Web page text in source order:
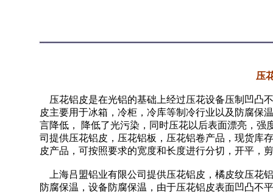
压
压花铝皮是在光铝的基础上经过压花设备压制凹凸
皮主要用于冰箱，冷柜，冷库等制冷行业以及防腐保
言降低， 降低了光污染，同时压花以后表面漂亮，
司提供压花铝皮，压花铝板，压花铝卷产品，现货库
皮产品，可按照要求的宽度和长度进行分切，开平，
上海吕盟铝业有限公司提供压花铝皮，橘皮纹压花
防腐保温，设备防腐保温，由于压花铝皮表面凹凸不